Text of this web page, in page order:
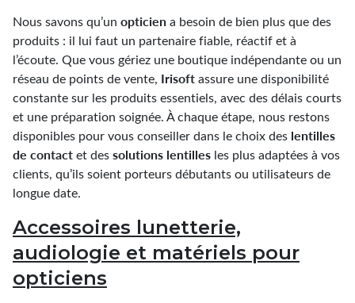
Nous savons qu’un opticiena besoin de bien plus que des
produits : il lui faut un partenaire fiable, réactif et à
l’écoute. Que vous gériez une boutique indépendante ou un
réseau de points de vente, Irisoftassure une disponibilité
constante sur les produits essentiels, avec des délais courts
et une préparation soignée. À chaque étape, nous restons
disponibles pour vous conseiller dans le choix des lentilles
de contactet dessolutions lentilles les plus adaptées à vos
clients, qu’ils soient porteurs débutants ou utilisateurs de
longue date.
Accessoires lunetterie,
audiologie et matériels pour
opticiens